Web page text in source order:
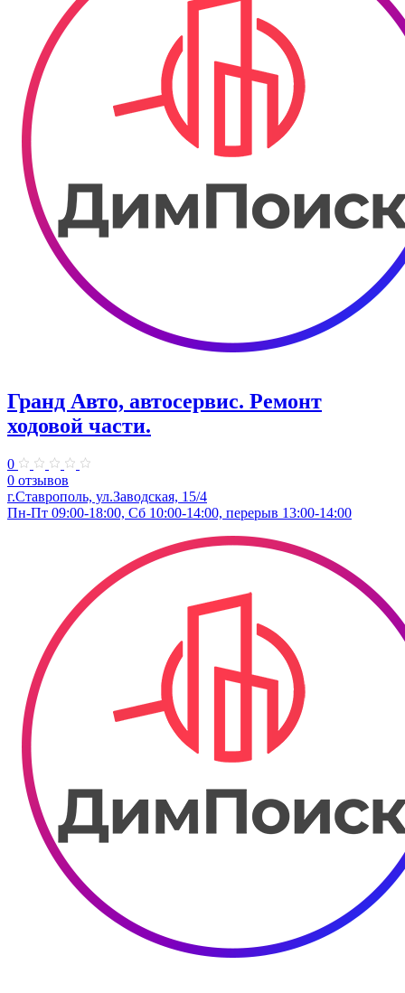
Гранд Авто, автосервис. Ремонт
ходовой части.
0
0 отзывов
г.Ставрополь, ул.Заводская, 15/4
Пн-Пт 09:00-18:00, Сб 10:00-14:00, перерыв 13:00-14:00